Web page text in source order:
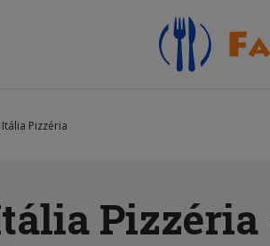
Pizzéria
Pizzéria